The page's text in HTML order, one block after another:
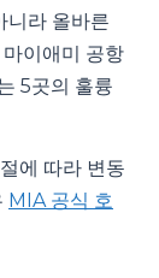
니라 올바른
이애미 공항
5곳의 훌륭
에 따라 변동
MIA 공식 호